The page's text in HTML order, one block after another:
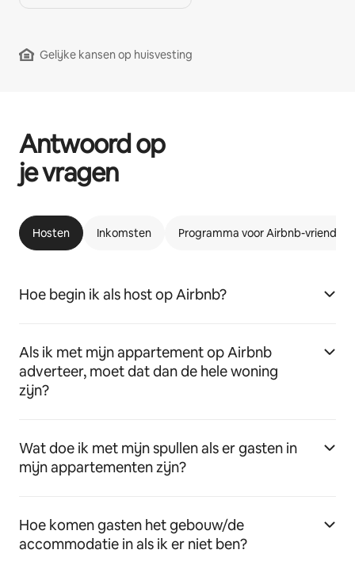
Gelijke kansen op huisvesting
Antwoord op
je vragen
Hosten Inkomsten Programma voor Airbnb-
Hoe begin ik als host op Airbnb?
Als ik met mijn appartement op Airbnb
adverteer, moet dat dan de hele woning
zijn?
Wat doe ik met mijn spullen als er gasten in
mijn appartementen zijn?
Hoe komen gasten het gebouw/de
accommodatie in als ik er niet ben?